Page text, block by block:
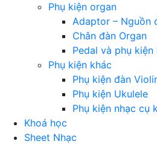
Phụ kiện organ
Adaptor – Nguồn
Chân đàn Organ
Pedal và phụ kiện
Phụ kiện khác
Phụ kiện đàn
Phụ kiện Ukulele
Phụ kiện nhạc cụ
Khoá học
Sheet Nhạc